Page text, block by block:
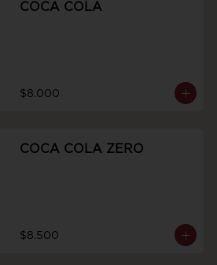
COCA COLA
$8.000
COCA COLA ZERO
$8.500